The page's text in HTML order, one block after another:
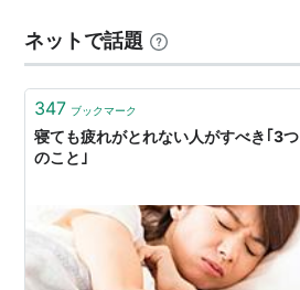
分…
ネットで話題
347 ブックマーク
寝ても疲れがとれない人がすべき｢3つ
のこと｣